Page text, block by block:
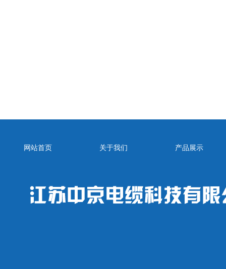
网站首页 关于我们 产品展示